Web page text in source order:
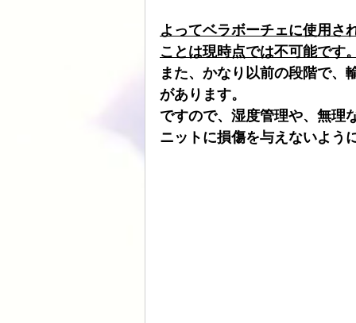
HDDプレヤー
よってベラボーチェに使用さ
ことは現時点では不可能です
また、かなり以前の段階で、
があります。
ですので、湿度管理や、無理
ニットに損傷を与えないよう